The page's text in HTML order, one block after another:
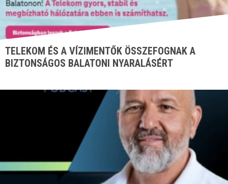
TELEKOM ÉS A VÍZIMENTŐK ÖSSZEFOGNAK A
BIZTONSÁGOS BALATONI NYARALÁSÉRT